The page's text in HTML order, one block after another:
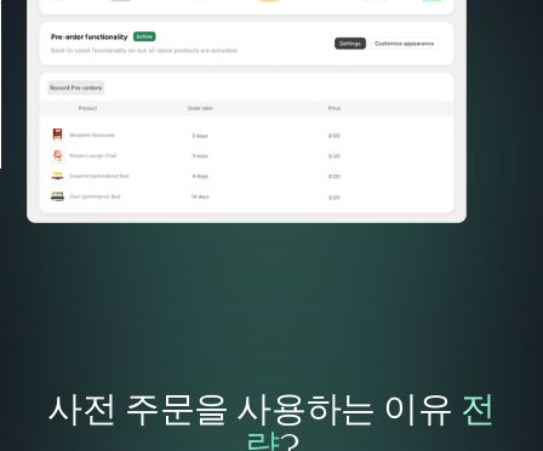
사전 주문을 사용하는 이유 전